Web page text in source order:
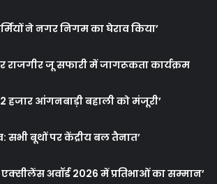
ने नगर निगम का घेराव किया’
राजगीर जू सफारी में जागरूकता कार्यक्रम
हजार आंगनबाड़ी बहाली को मंजूरी’
सभी बूथों पर केंद्रीय बल तैनात’
अवॉर्ड 2026 में प्रतिभाओं का सम्मान’